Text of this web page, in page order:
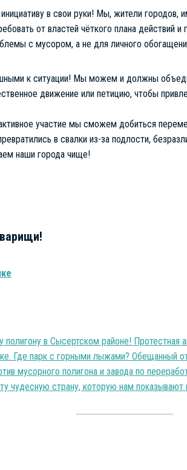
в свои руки! Мы, жители
от властей чёткого плана действий и
с мусором, а не для личного
к ситуации! Мы можем и должны
движение или петицию, чтобы
участие мы сможем добиться
в свалки из-за подлости,
наши города чище!
в Сысертском районе! Протестная
Где парк с горными лыжами? Обещанный
мусорного полигона и завода по
чудесную страну, которую нам показывают